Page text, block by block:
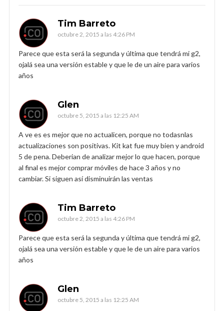
Tim Barreto
octubre 2, 2015 a las 4:26 PM
Parece que esta será la segunda y última que tendrá mi g2,
ojalá sea una versión estable y que le de un aire para varios
años
Glen
octubre 5, 2015 a las 12:25 AM
A ve es es mejor que no actualicen, porque no todasnlas
actualizaciones son positivas. Kit kat fue muy bien y android
5 de pena. Deberian de analizar mejor lo que hacen, porque
al final es mejor comprar móviles de hace 3 años y no
cambiar. Si siguen así disminuirán las ventas
Tim Barreto
octubre 2, 2015 a las 4:26 PM
Parece que esta será la segunda y última que tendrá mi g2,
ojalá sea una versión estable y que le de un aire para varios
años
Glen
octubre 5, 2015 a las 12:25 AM